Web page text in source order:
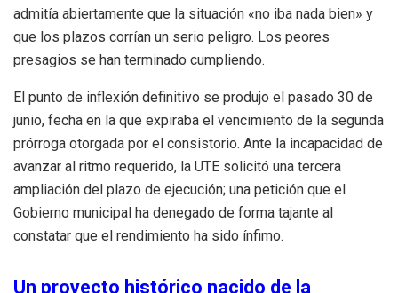
admitía abiertamente que la situación «no iba nada bien» y
que los plazos corrían un serio peligro. Los peores
presagios se han terminado cumpliendo.
El punto de inflexión definitivo se produjo el pasado 30 de
junio, fecha en la que expiraba el vencimiento de la segunda
prórroga otorgada por el consistorio. Ante la incapacidad de
avanzar al ritmo requerido, la UTE solicitó una tercera
ampliación del plazo de ejecución; una petición que el
Gobierno municipal ha denegado de forma tajante al
constatar que el rendimiento ha sido ínfimo.
Un proyecto histórico nacido de la